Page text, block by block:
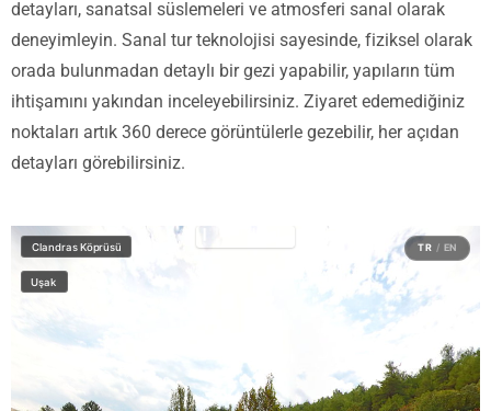
detayları, sanatsal süslemeleri ve atmosferi sanal olarak
deneyimleyin. Sanal tur teknolojisi sayesinde, fiziksel olarak
orada bulunmadan detaylı bir gezi yapabilir, yapıların tüm
ihtişamını yakından inceleyebilirsiniz. Ziyaret edemediğiniz
noktaları artık 360 derece görüntülerle gezebilir, her açıdan
detayları görebilirsiniz.